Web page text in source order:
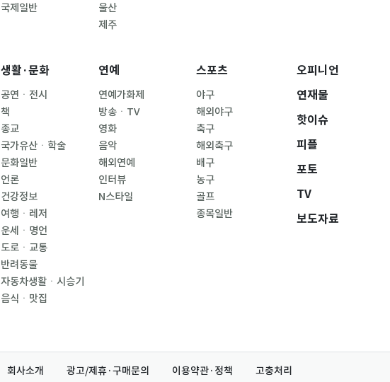
국제일반
울산
제주
생활·문화
공연ㆍ전시
책
종교
국가유산ㆍ학술
문화일반
언론
건강정보
여행ㆍ레저
운세ㆍ명언
도로ㆍ교통
반려동물
자동차생활ㆍ시승기
음식ㆍ맛집
연예
연예가화제
방송ㆍTV
영화
음악
해외연예
인터뷰
N스타일
스포츠
야구
해외야구
축구
해외축구
배구
농구
골프
종목일반
오피니언
연재물
핫이슈
피플
포토
TV
보도자료
회사소개 광고/제휴·구매문의 이용약관·정책 고충처리